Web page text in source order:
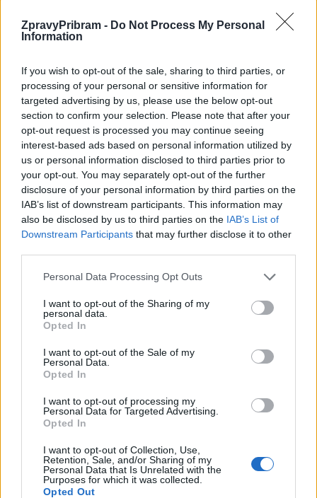
ZpravyPribram - Do Not Process My Personal
Information
If you wish to opt-out of the sale, sharing to third parties, or
processing of your personal or sensitive information for
targeted advertising by us, please use the below opt-out
section to confirm your selection. Please note that after your
opt-out request is processed you may continue seeing
interest-based ads based on personal information utilized by
us or personal information disclosed to third parties prior to
your opt-out. You may separately opt-out of the further
disclosure of your personal information by third parties on the
IAB’s list of downstream participants. This information may
also be disclosed by us to third parties on the IAB’s List of
Downstream Participants that may further disclose it to other
Personal Data Processing Opt Outs
I want to opt-out of the Sharing of my
personal data.
Opted In
I want to opt-out of the Sale of my
Personal Data.
Opted In
I want to opt-out of processing my
Personal Data for Targeted Advertising.
Opted In
I want to opt-out of Collection, Use,
Retention, Sale, and/or Sharing of my
Personal Data that Is Unrelated with the
Purposes for which it was collected.
Opted Out
Předchozí článek
z Březových Hor a Orlova
přirpavili zábavné odpoledne pro
SOUVISEJÍCÍ ČLÁNKY
VÍCE OD AUTORA
Vykradených aut na Příbramsku přibylo.
Policie připomíná: Auto není trezor
Každý sedmý řidič měl problém. Policie
30 přestupků
neobstála. Policie o prázdninách zpřísní
dohled na silnicích